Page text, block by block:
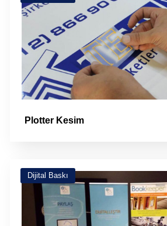
Plotter Kesim
Dijital Baskı